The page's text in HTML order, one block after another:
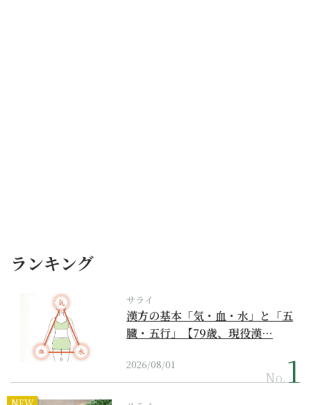
ランキング
サライ
漢方の基本「気・血・水」と「五
臓・五行」【79歳、現役漢…
2026/08/01
No.